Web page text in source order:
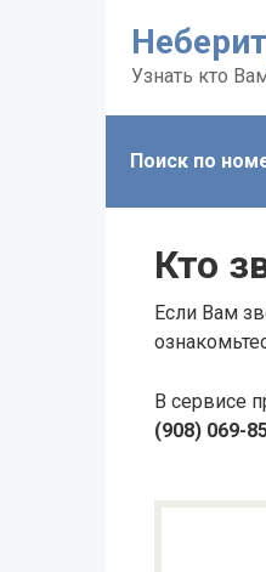
Узнать кто
Поиск по
Кто
Если Вам
В сервисе
(908) 069-